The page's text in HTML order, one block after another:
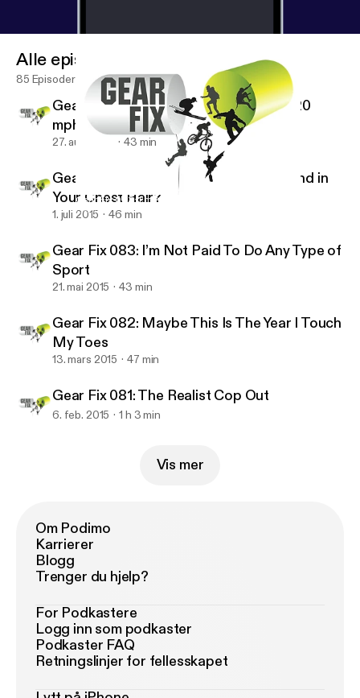
Gear Fix 083: I’m Not Paid To Do Any Type of Sport
Gear Fix
Alle episoder
85 Episoder
Gear Fix 085: Do You Think I Can Run 20
mph?
27. aug. 2015 43 min
Gear Fix 084: Is the Mic Rubbing Around in
Your Chest Hair?
1. juli 2015 46 min
Gear Fix 083: I’m Not Paid To Do Any Type of
Sport
21. mai 2015 43 min
Gear Fix 082: Maybe This Is The Year I Touch
My Toes
13. mars 2015 47 min
Gear Fix 081: The Realist Cop Out
6. feb. 2015 1 h 3 min
Vis mer
Om Podimo
Karrierer
Blogg
Trenger du hjelp?
For Podkastere
Logg inn som podkaster
Podkaster FAQ
Retningslinjer for fellesskapet